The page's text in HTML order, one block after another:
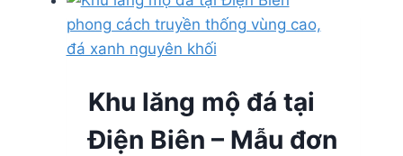
Khu lăng mộ đá tại
Điện Biên – Mẫu đơn